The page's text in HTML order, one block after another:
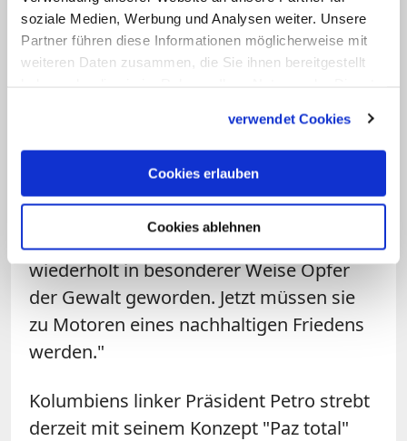
soziale Medien, Werbung und Analysen weiter. Unsere
Partner führen diese Informationen möglicherweise mit
weiteren Daten zusammen, die Sie ihnen bereitgestellt
verwendet Cookies
Cookies erlauben
Cookies ablehnen
Welskop-Deffaa mahnte, ohne soziale
Gerechtigkeit werde es in Kolumbien
geben. Die katholische Kirche des Landes
Einbeziehung von Frauen, betonte die
Caritas-Präsidentin: "Sie sind über Jahre
wiederholt in besonderer Weise Opfer
der Gewalt geworden. Jetzt müssen sie
zu Motoren eines nachhaltigen Friedens
werden."
Kolumbiens linker Präsident Petro strebt
derzeit mit seinem Konzept "Paz total"